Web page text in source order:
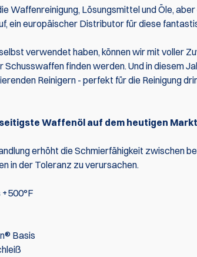
Waffenreinigung, Lösungsmittel und Öle,
ein europäischer Distributor für diese
verwendet haben, können wir mit voller
Schusswaffen finden werden. Und in diesem
Reinigern - perfekt für die Reinigung
Waffenöl auf dem heutigen
erhöht die Schmierfähigkeit zwischen
in der Toleranz zu verursachen.
Basis